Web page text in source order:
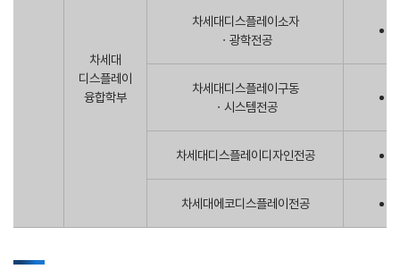
차세대
디스플레이
융합학부
차세대디스플레이소자
ㆍ광학전공
차세대디스플레이구동
ㆍ시스템전공
차세대디스플레이디자인전공
차세대에코디스플레이전공